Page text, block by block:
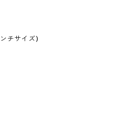
チサイズ)